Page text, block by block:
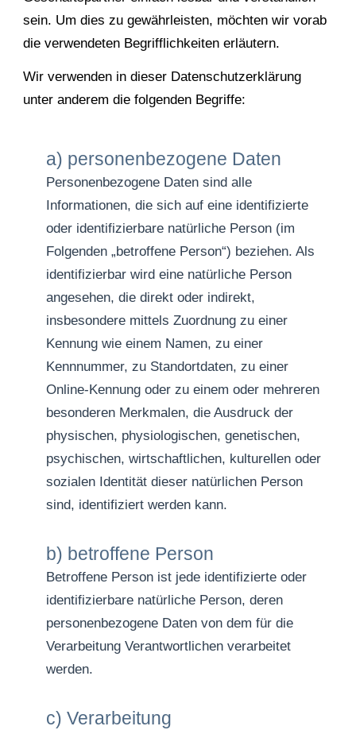
sein. Um dies zu gewährleisten, möchten wir vorab
die verwendeten Begrifflichkeiten erläutern.
Wir verwenden in dieser Datenschutzerklärung
unter anderem die folgenden Begriffe:
a) personenbezogene Daten
Personenbezogene Daten sind alle
Informationen, die sich auf eine identifizierte
oder identifizierbare natürliche Person (im
Folgenden „betroffene Person“) beziehen. Als
identifizierbar wird eine natürliche Person
angesehen, die direkt oder indirekt,
insbesondere mittels Zuordnung zu einer
Kennung wie einem Namen, zu einer
Kennnummer, zu Standortdaten, zu einer
Online-Kennung oder zu einem oder mehreren
besonderen Merkmalen, die Ausdruck der
physischen, physiologischen, genetischen,
psychischen, wirtschaftlichen, kulturellen oder
sozialen Identität dieser natürlichen Person
sind, identifiziert werden kann.
b) betroffene Person
Betroffene Person ist jede identifizierte oder
identifizierbare natürliche Person, deren
personenbezogene Daten von dem für die
Verarbeitung Verantwortlichen verarbeitet
werden.
c) Verarbeitung